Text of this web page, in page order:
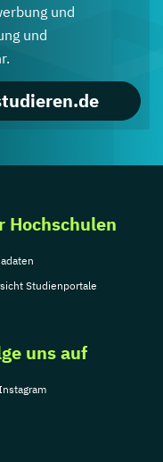
und
und
Hochschulen
Studienportale
uns auf